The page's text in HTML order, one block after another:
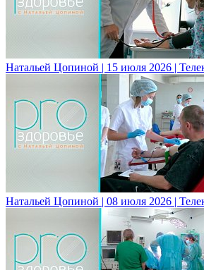
Натальей Цопиной | 15 июля 2026 |
Натальей Цопиной | 08 июля 2026 |